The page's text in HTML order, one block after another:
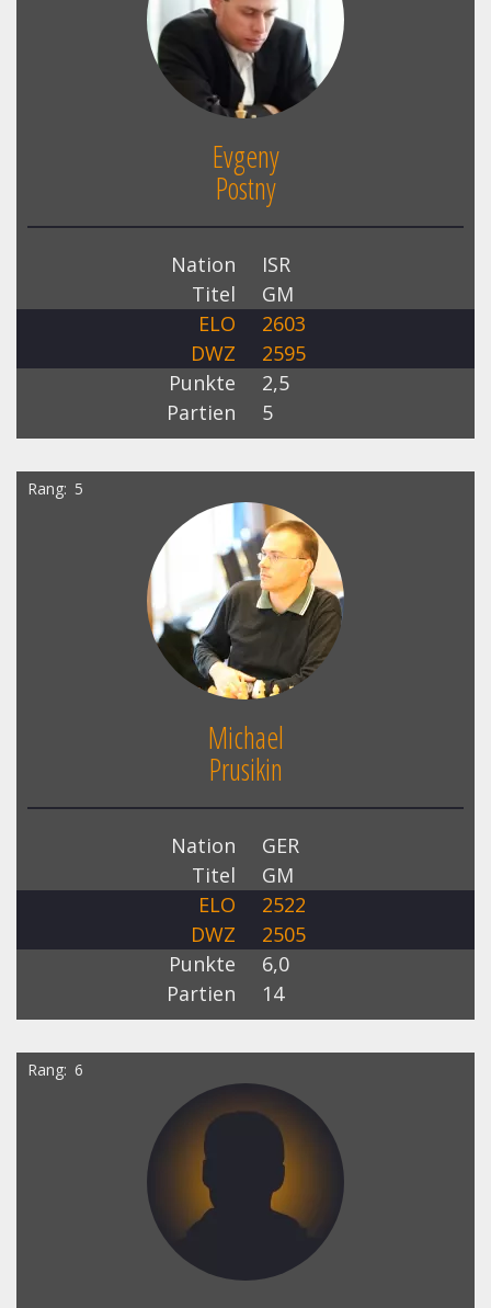
Evgeny
Postny
Nation
ISR
Titel
GM
ELO
2603
DWZ
2595
Punkte
2,5
Partien
5
Rang 5
Michael
Prusikin
Nation
GER
Titel
GM
ELO
2522
DWZ
2505
Punkte
6,0
Partien
14
Rang 6